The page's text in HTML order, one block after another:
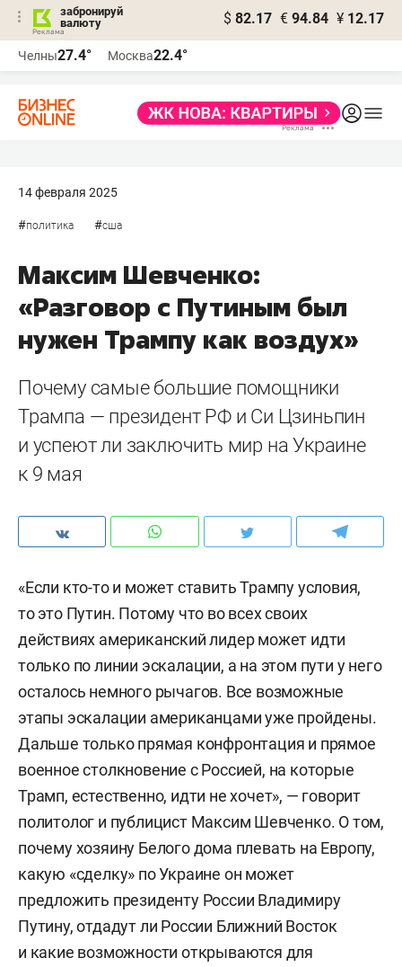
забронируй
валюту
$ 82.17 € 94.84 ¥ 12.17
Челны27.4° Москва22.4°
14 февраля 2025
#политика #сша
Максим Шевченко:
«Разговор с Путиным был
нужен Трампу как воздух»
Почему самые большие помощники
Трампа — президент РФ и Си Цзиньпин
и успеют ли заключить мир на Украине
к 9 мая
«Если кто-то и может ставить Трампу условия,
то это Путин. Потому что во всех своих
действиях американский лидер может идти
только по линии эскалации, а на этом пути у него
осталось немного рычагов. Все возможные
этапы эскалации американцами уже пройдены.
Дальше только прямая конфронтация и прямое
военное столкновение с Россией, на которые
Трамп, естественно, идти не хочет», — говорит
политолог и публицист Максим Шевченко. О том,
почему хозяину Белого дома плевать на Европу,
какую «сделку» по Украине он может
предложить президенту России Владимиру
Путину, отдадут ли России Ближний Восток
и какие возможности открываются для